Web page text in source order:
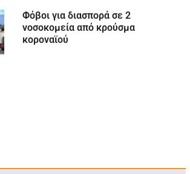
Φόβοι για διασπορά σε 2
νοσοκομεία από κρούσμα
κοροναϊού